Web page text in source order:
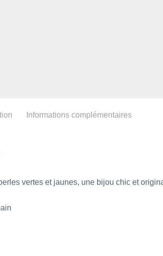
Informations complémentaires
vertes et jaunes, une bijou chic et